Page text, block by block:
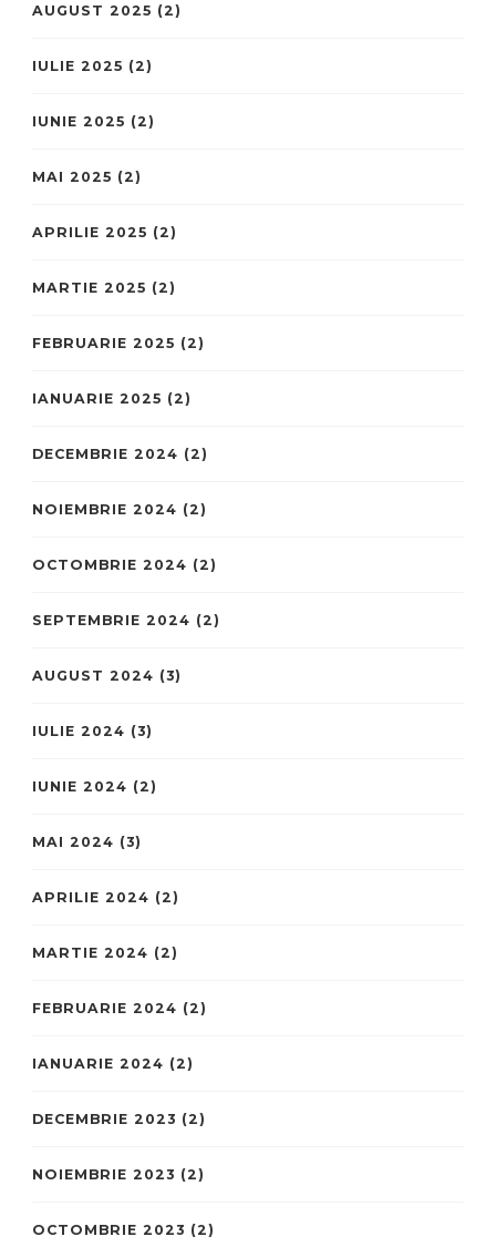
AUGUST 2025 (2)
IULIE 2025 (2)
IUNIE 2025 (2)
MAI 2025 (2)
APRILIE 2025 (2)
MARTIE 2025 (2)
FEBRUARIE 2025 (2)
IANUARIE 2025 (2)
DECEMBRIE 2024 (2)
NOIEMBRIE 2024 (2)
OCTOMBRIE 2024 (2)
SEPTEMBRIE 2024 (2)
AUGUST 2024 (3)
IULIE 2024 (3)
IUNIE 2024 (2)
MAI 2024 (3)
APRILIE 2024 (2)
MARTIE 2024 (2)
FEBRUARIE 2024 (2)
IANUARIE 2024 (2)
DECEMBRIE 2023 (2)
NOIEMBRIE 2023 (2)
OCTOMBRIE 2023 (2)